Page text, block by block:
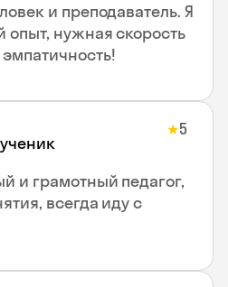
и преподаватель. Я
опыт, нужная скорость
★5
и грамотный педагог,
всегда иду с